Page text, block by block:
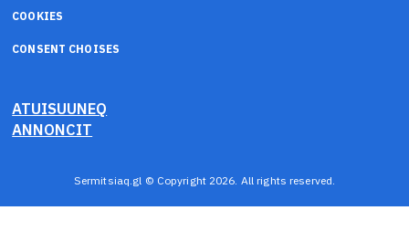
COOKIES
CONSENT CHOISES
ATUISUUNEQ
ANNONCIT
Sermitsiaq.gl © Copyright 2026. All rights reserved.